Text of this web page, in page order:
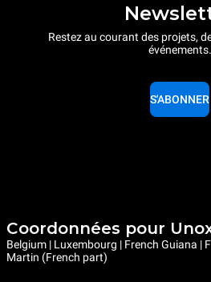
Restez au courant des projets,
événements.
S'ABONNER
Coordonnées pour
Belgium | Luxembourg | French Guiana |
Martin (French part)